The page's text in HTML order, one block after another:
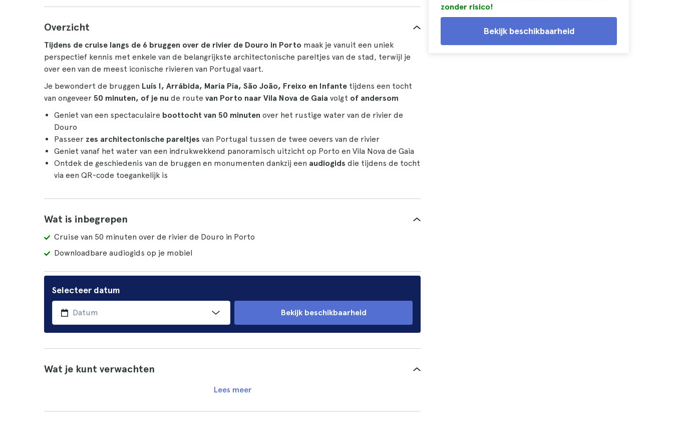
zonder risico!
Bekijk beschikbaarheid
Overzicht
Tijdens de cruise langs de 6 bruggen over de rivier de Douro in Porto maak je vanuit een uniek
perspectief kennis met enkele van de belangrijkste architectonische pareltjes van de stad, terwijl je
over een van de meest iconische rivieren van Portugal vaart.
Je bewondert de bruggen Luís I, Arrábida, María Pía, São João, Freixo en Infante tijdens een tocht
van ongeveer 50 minuten, of je nu de route van Porto naar Vila Nova de Gaia volgt of andersom
Geniet van een spectaculaire boottocht van 50 minuten over het rustige water van de rivier de
Douro
Passeer zes architectonische pareltjes van Portugal tussen de twee oevers van de rivier
Geniet vanaf het water van een indrukwekkend panoramisch uitzicht op Porto en Vila Nova de Gaia
Ontdek de geschiedenis van de bruggen en monumenten dankzij een audiogids die tijdens de tocht
via een QR-code toegankelijk is
Wat is inbegrepen
Cruise van 50 minuten over de rivier de Douro in Porto
Downloadbare audiogids op je mobiel
Selecteer datum
Bekijk beschikbaarheid
Wat je kunt verwachten
Lees meer